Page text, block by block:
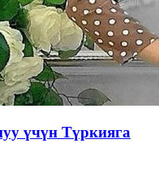
үчүн Түркияга